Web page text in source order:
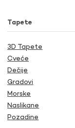
Tapete
3D Tapete
Cveće
Dečije
Gradovi
Morske
Naslikane
Pozadine